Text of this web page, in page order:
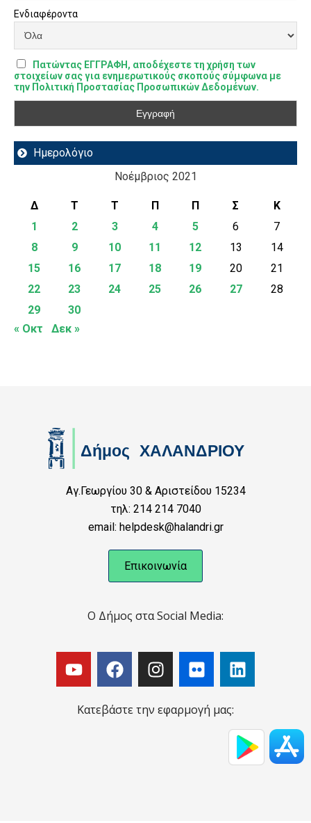
Ενδιαφέροντα
Πατώντας ΕΓΓΡΑΦΗ, αποδέχεστε τη χρήση των
στοιχείων σας για ενημερωτικούς σκοπούς σύμφωνα με
την Πολιτική Προστασίας Προσωπικών Δεδομένων.
Ημερολόγιο
Νοέμβριος 2021
Δ Τ Τ Π Π Σ
Κ
1
2 3 4 5 6
7
8
9 10 11 12 13
14
15
16 17 18 19 20
21
22
23 24 25 26 27
28
29
30
« Οκτ
Δεκ »
Αγ.Γεωργίου 30 & Αριστείδου 15234
τηλ: 214 214 7040
email: helpdesk@halandri.gr
Επικοινωνία
Ο Δήμος στα Social Media:
Κατεβάστε την εφαρμογή μας: